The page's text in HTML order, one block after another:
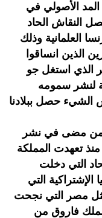
الأصولي في
النقاش الحاد
العلمانية وذلك
الذين انساقوا
الذي استغل جو
لنشر سمومه
حصل ببلادنا
مضى في نشر
منذ تعهدت المملكة
التي دخلت
الإشتراكية التي
مصر التي نجحت
فاروق من